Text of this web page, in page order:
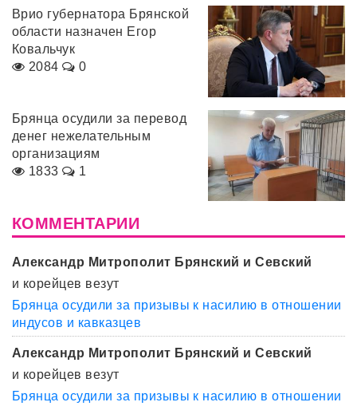
Врио губернатора Брянской
области назначен Егор
Ковальчук
2084
0
Брянца осудили за перевод
денег нежелательным
организациям
1833
1
КОММЕНТАРИИ
Александр Митрополит Брянский и Севский
и корейцев везут
Брянца осудили за призывы к насилию в отношении
индусов и кавказцев
Александр Митрополит Брянский и Севский
и корейцев везут
Брянца осудили за призывы к насилию в отношении